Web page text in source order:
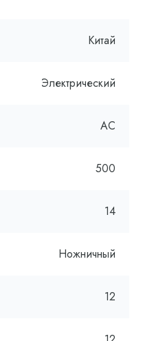
Китай
Электрический
AC
500
14
Ножничный
12